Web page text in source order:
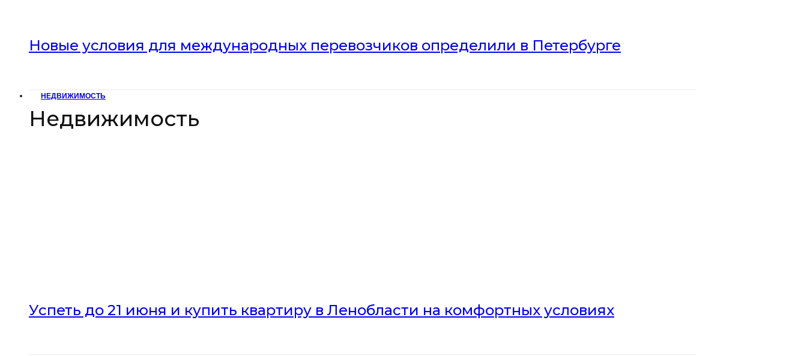
Новые условия для международных перевозчиков определили в Петербурге
НЕДВИЖИМОСТЬ
Недвижимость
Успеть до 21 июня и купить квартиру в Ленобласти на комфортных условиях